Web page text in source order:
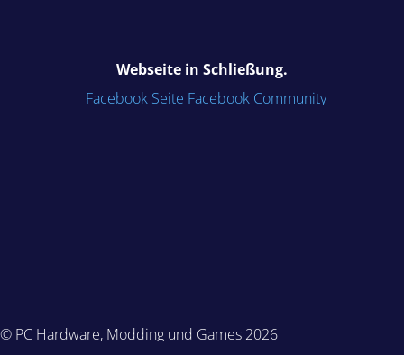
Webseite in Schließung.
Facebook Seite Facebook Community
© PC Hardware, Modding und Games 2026